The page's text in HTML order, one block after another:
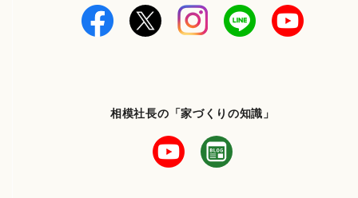
相模社長の「家づくりの知識」